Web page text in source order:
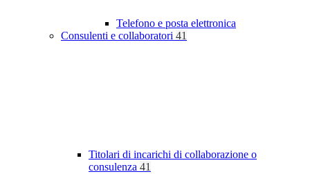
Telefono e posta elettronica
Consulenti e collaboratori 41
Titolari di incarichi di collaborazione o
consulenza 41